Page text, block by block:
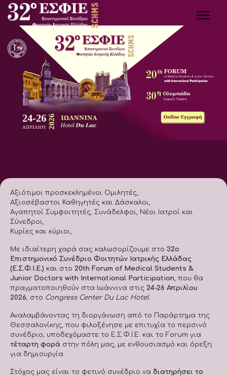
Αξιότιμοι προσκεκλημένοι Ομιλητές,
Αξιοσέβαστοι Καθηγητές και Δάσκαλοι,
Αγαπητοί Συμφοιτητές, Συνάδελφοι, Νέοι Ιατροί και
Σύνεδροι,
Κυρίες και κύριοι,
Με ιδιαίτερη χαρά σας καλωσορίζουμε στο 32ο
Επιστημονικό Συνέδριο Φοιτητών Ιατρικής Ελλάδας
(Ε.Σ.Φ.Ι.Ε.) και στο 20th Forum of Medical Students &
Junior Doctors with International Participation, που θα
πραγματοποιηθούν στα Ιωάννινα στις 24-26 Απριλίου
2026, στο Congress Center Du Lac Hotel.
Αναλαμβάνοντας τη διοργάνωση από το Παράρτημα της
Θεσσαλονίκης, που φιλοξένησε με επιτυχία το περσινό
συνέδριο, υποδεχόμαστε το Ε.Σ.Φ.Ι.Ε. και το Forum για
τέταρτη φορά στην πόλη μας, με ενθουσιασμό και όρεξη
για δημιουργία.
Στόχος μας είναι το φετινό συνέδριο να διατηρήσει το